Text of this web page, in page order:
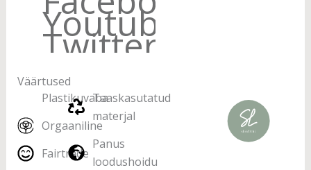
Väärtused
Plastikuvaba
Orgaaniline
Fairtrade
Taaskasutatud
materjal
Panus
loodushoidu
Youtube
Twitter